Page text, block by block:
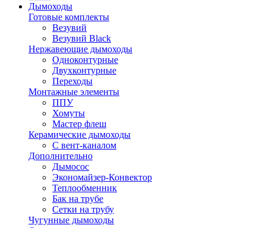
Дымоходы
Готовые комплекты
Везувий
Везувий Black
Нержавеющие дымоходы
Одноконтурные
Двухконтурные
Переходы
Монтажные элементы
ППУ
Хомуты
Мастер флеш
Керамические дымоходы
С вент-каналом
Дополнительно
Дымосос
Экономайзер-Конвектор
Теплообменник
Бак на трубе
Сетки на трубу
Чугунные дымоходы